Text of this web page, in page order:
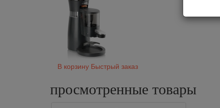
В корзину Быстрый заказ
просмотренные товары